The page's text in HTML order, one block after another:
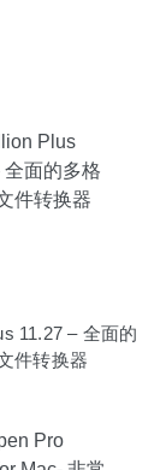
11.27 – 全面的
件转换器